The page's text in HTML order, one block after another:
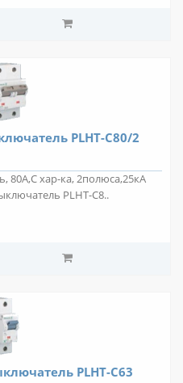
PLHT-C80/2
80А,С хар-ка, 2полюса,25кА
PLHT-C8..
PLHT-C63